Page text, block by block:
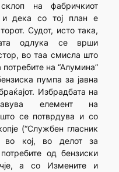
на фабричкиот
дека со тој план е
Судот, исто така,
одлука се врши
во таа смисла што
на “Алумина”
пумпа за јавна
Избрадбата на
елемент на
се потврдува и со
(“Службен гласник
во кој, во делот за
од бензиски
а со Измените и